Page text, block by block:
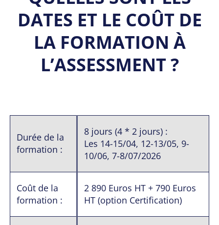
DATES ET LE COÛT DE
LA FORMATION À
L’ASSESSMENT ?
Durée de la
formation :
8 jours (4 * 2 jours) :
Les 14-15/04, 12-13/05, 9-
10/06, 7-8/07/2026
Coût de la
formation :
2 890 Euros HT + 790 Euros
HT (option Certification)